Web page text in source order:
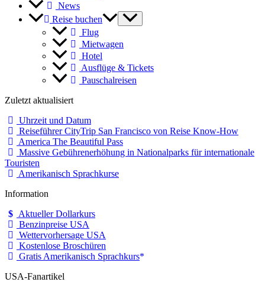
News
Reise buchen
Flug
Mietwagen
Hotel
Ausflüge & Tickets
Pauschalreisen
Zuletzt aktualisiert
Uhrzeit und Datum
Reiseführer CityTrip San Francisco von Reise Know-How
America The Beautiful Pass
Massive Gebührenerhöhung in Nationalparks für internationale
Touristen
Amerikanisch Sprachkurse
Information
Aktueller Dollarkurs
Benzinpreise USA
Wettervorhersage USA
Kostenlose Broschüren
Gratis Amerikanisch Sprachkurs
USA-Fanartikel